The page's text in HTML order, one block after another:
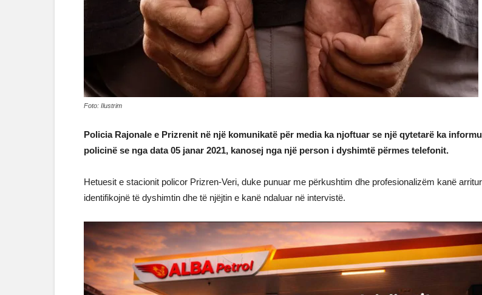
Foto: Ilustrim
Policia Rajonale e Prizrenit në një komunikatë për media ka njoftuar se një qytetarë ka
policinë se nga data 05 janar 2021, kanosej nga një person i dyshimtë përmes telefonit.
Hetuesit e stacionit policor Prizren-Veri, duke punuar me përkushtim dhe profesionalizëm kanë
identifikojnë të dyshimtin dhe të njëjtin e kanë ndaluar në intervistë.